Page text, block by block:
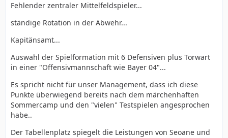
Fehlender zentraler Mittelfeldspieler...
ständige Rotation in der Abwehr...
Kapitänsamt...
Auswahl der Spielformation mit 6 Defensiven plus Torwart
in einer "Offensivmannschaft wie Bayer 04"...
Es spricht nicht für unser Management, dass ich diese
Punkte überwiegend bereits nach dem märchenhaften
Sommercamp und den "vielen" Testspielen angesprochen
habe..
Der Tabellenplatz spiegelt die Leistungen von Seoane und